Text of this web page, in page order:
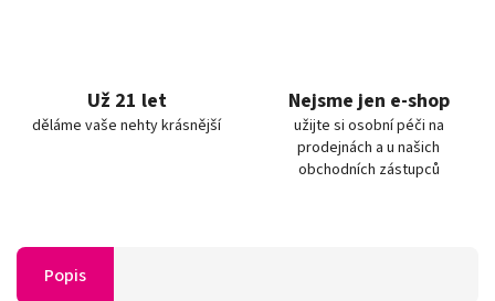
Už 21 let
děláme vaše nehty krásnější
Nejsme jen e-shop
užijte si osobní péči na
prodejnách a u našich
obchodních zástupců
Popis